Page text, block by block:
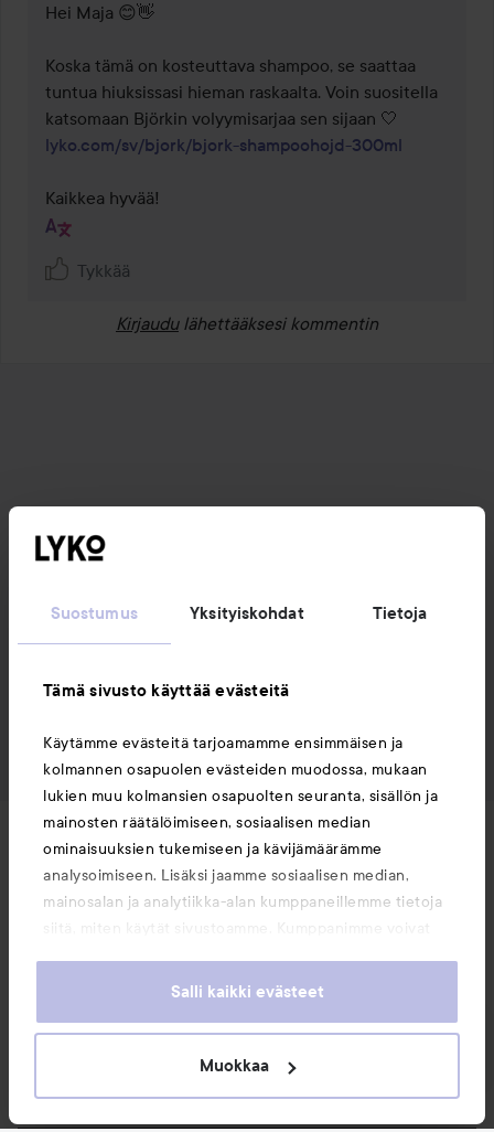
Suostumus Yksityiskohdat Tietoja
Tämä sivusto käyttää evästeitä
Käytämme evästeitä tarjoamamme ensimmäisen ja
kolmannen osapuolen evästeiden muodossa, mukaan
lukien muu kolmansien osapuolten seuranta, sisällön ja
mainosten räätälöimiseen, sosiaalisen median
ominaisuuksien tukemiseen ja kävijämäärämme
analysoimiseen. Lisäksi jaamme sosiaalisen median,
mainosalan ja analytiikka-alan kumppaneillemme tietoja
heille tai joita on kerätty, kun olet käyttänyt heidän
evästeiden käytön.
Salli kaikki evästeet
Muokkaa
Hei Maja 😊👋
Koska tämä on kosteuttava shampoo, se saattaa
tuntua hiuksissasi hieman raskaalta. Voin suositella
lyko.com/sv/bjork/bjork-shampoohojd-300ml
Kaikkea hyvää!
Tykkää
Kirjaudu lähettääksesi kommentin
Uutuudet ja tarjoukset
Seuraa meitä
Asiakaspalvelu